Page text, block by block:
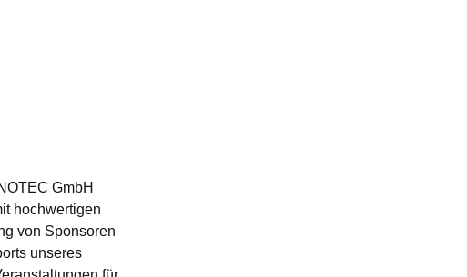
GmbH
hochwertigen
von Sponsoren
unseres